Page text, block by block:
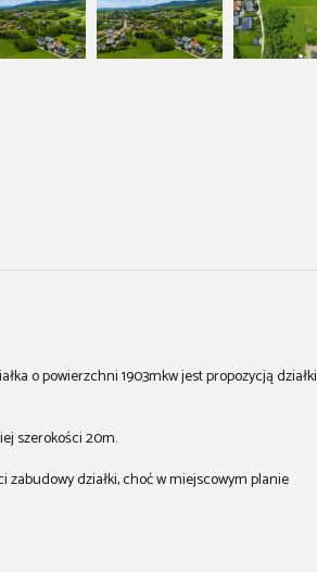
o powierzchni 1903mkw jest propozycją działki
szerokości 20m.
działki, choć w miejscowym planie